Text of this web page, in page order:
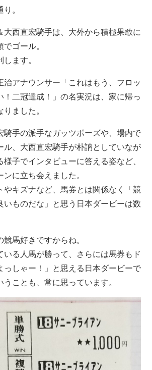
。
大西直宏騎手は、大外から積極果敢に
ゴール。
ます。
治アナウンサー「これはもう、フロッ
！二冠達成！」の名実況は、家に帰っ
ました。
騎手の派手なガッツポーズや、場内で
ル、大西直宏騎手が朴訥としていなが
様子でインタビューに答える姿など、
に立ち会えました。
やキズナなど、馬券とは関係なく「競
いものだな」と思う日本ダービーは数
馬好きですからね。
いる人馬が勝って、さらには馬券もド
っしゃー！」と思える日本ダービーで
ことも、常に思っています。